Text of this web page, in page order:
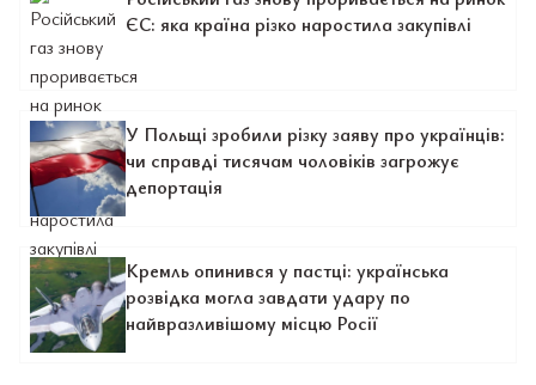
ЄС: яка країна різко наростила закупівлі
У Польщі зробили різку заяву про українців:
чи справді тисячам чоловіків загрожує
депортація
Кремль опинився у пастці: українська
розвідка могла завдати удару по
найвразливішому місцю Росії